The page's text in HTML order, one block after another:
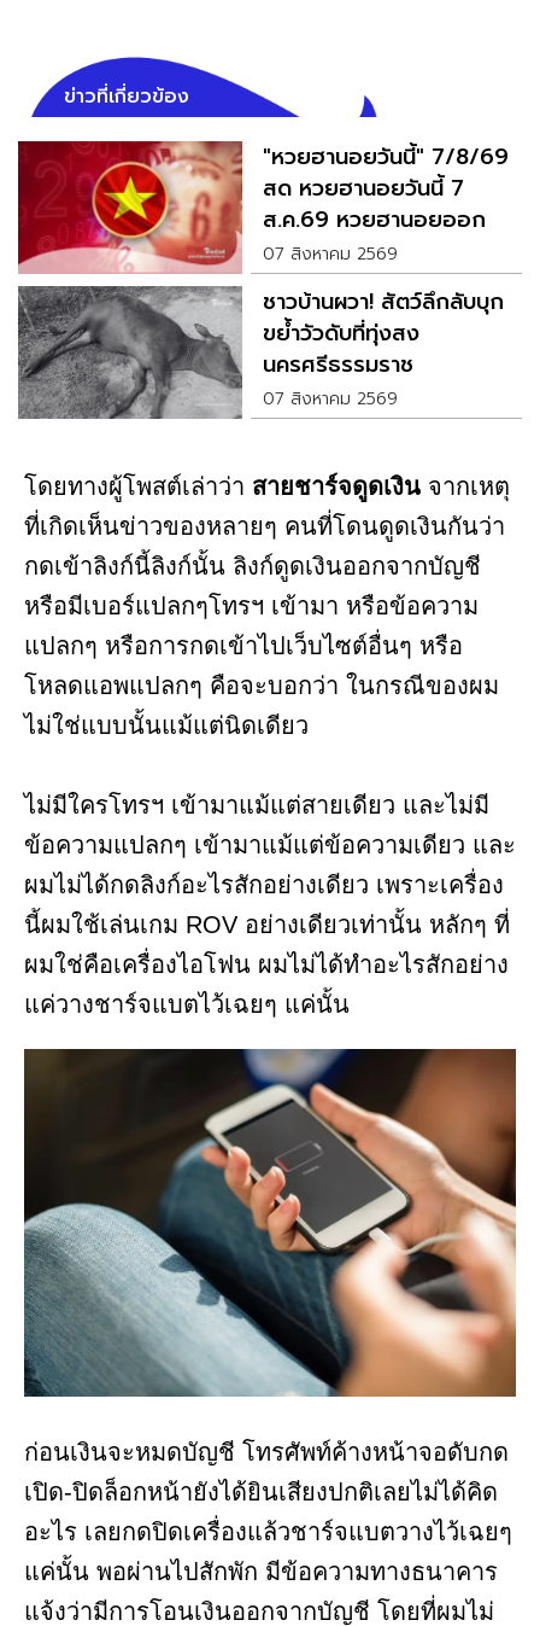
ข่าวที่เกี่ยวข้อง
"หวยฮานอยวันนี้" 7/8/69
สด หวยฮานอยวันนี้ 7
ส.ค.69 หวยฮานอยออก
อะไร
07 สิงหาคม 2569
ชาวบ้านผวา! สัตว์ลึกลับบุก
ขย้ำวัวดับที่ทุ่งสง
นครศรีธรรมราช
07 สิงหาคม 2569
โดยทางผู้โพสต์เล่าว่า สายชาร์จดูดเงิน จากเหตุ
ที่เกิดเห็นข่าวของหลายๆ คนที่โดนดูดเงินกันว่า
กดเข้าลิงก์นี้ลิงก์นั้น ลิงก์ดูดเงินออกจากบัญชี
หรือมีเบอร์แปลกๆโทรฯ เข้ามา หรือข้อความ
แปลกๆ หรือการกดเข้าไปเว็บไซต์อื่นๆ หรือ
โหลดแอพแปลกๆ คือจะบอกว่า ในกรณีของผม
ไม่ใช่แบบนั้นแม้แต่นิดเดียว
ไม่มีใครโทรฯ เข้ามาแม้แต่สายเดียว และไม่มี
ข้อความแปลกๆ เข้ามาแม้แต่ข้อความเดียว และ
ผมไม่ได้กดลิงก์อะไรสักอย่างเดียว เพราะเครื่อง
นี้ผมใช้เล่นเกม ROV อย่างเดียวเท่านั้น หลักๆ ที่
ผมใช่คือเครื่องไอโฟน ผมไม่ได้ทำอะไรสักอย่าง
แค่วางชาร์จแบตไว้เฉยๆ แค่นั้น
ก่อนเงินจะหมดบัญชี โทรศัพท์ค้างหน้าจอดับกด
เปิด-ปิดล็อกหน้ายังได้ยินเสียงปกติเลยไม่ได้คิด
อะไร เลยกดปิดเครื่องแล้วชาร์จแบตวางไว้เฉยๆ
แค่นั้น พอผ่านไปสักพัก มีข้อความทางธนาคาร
แจ้งว่ามีการโอนเงินออกจากบัญชี โดยที่ผมไม่